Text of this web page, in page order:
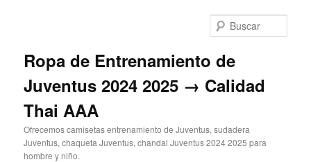
Ropa de Entrenamiento de
Juventus 2024 2025 → Calidad
Thai AAA
Ofrecemos camisetas entrenamiento de Juventus, sudadera
Juventus, chaqueta Juventus, chandal Juventus 2024 2025 para
hombre y niño.